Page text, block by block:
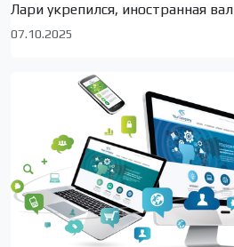
Лари укрепился, иностранная
07.10.2025